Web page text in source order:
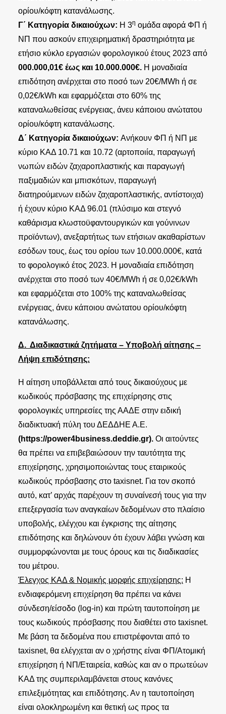
ορίου/κόφτη κατανάλωσης.
Γ΄ Κατηγορία δικαιούχων: Η 3η ομάδα αφορά ΦΠ ή
ΝΠ που ασκούν επιχειρηματική δραστηριότητα με
ετήσιο κύκλο εργασιών φορολογικού έτους 2023 από
000.000,01€ έως και 10.000.000€. Η μοναδιαία
επιδότηση ανέρχεται στο ποσό των 20€/MWh ή σε
0,02€/kWh και εφαρμόζεται στο 60% της
καταναλωθείσας ενέργειας, άνευ κάποιου ανώτατου
ορίου/κόφτη κατανάλωσης.
Δ΄ Κατηγορία δικαιούχων: Ανήκουν ΦΠ ή ΝΠ με
κύριο ΚΑΔ 10.71 και 10.72 (αρτοποιία, παραγωγή
νωπών ειδών ζαχαροπλαστικής και παραγωγή
παξιμαδιών και μπισκότων, παραγωγή
διατηρούμενων ειδών ζαχαροπλαστικής, αντίστοιχα)
ή έχουν κύριο ΚΑΔ 96.01 (πλύσιμο και στεγνό
καθάρισμα κλωστοϋφαντουργικών και γούνινων
προϊόντων), ανεξαρτήτως των ετήσιων ακαθαρίστων
εσόδων τους, έως του ορίου των 10.000.000€, κατά
το φορολογικό έτος 2023. Η μοναδιαία επιδότηση
ανέρχεται στο ποσό των 40€/MWh ή σε 0,02€/kWh
και εφαρμόζεται στο 100% της καταναλωθείσας
ενέργειας, άνευ κάποιου ανώτατου ορίου/κόφτη
κατανάλωσης.
Δ. Διαδικαστικά ζητήματα – Υποβολή αίτησης –
Λήψη επιδότησης:
Η αίτηση υποβάλλεται από τους δικαιούχους με
κωδικούς πρόσβασης της επιχείρησης στις
φορολογικές υπηρεσίες της ΑΑΔΕ στην ειδική
διαδικτυακή πύλη του ΔΕΔΔΗΕ Α.Ε.
(https://power4business.deddie.gr). Οι αιτούντες
θα πρέπει να επιβεβαιώσουν την ταυτότητα της
επιχείρησης, χρησιμοποιώντας τους εταιρικούς
κωδικούς πρόσβασης στο taxisnet. Για τον σκοπό
αυτό, κατ’ αρχάς παρέχουν τη συναίνεσή τους για την
επεξεργασία των αναγκαίων δεδομένων στο πλαίσιο
υποβολής, ελέγχου και έγκρισης της αίτησης
επιδότησης και δηλώνουν ότι έχουν λάβει γνώση και
συμμορφώνονται με τους όρους και τις διαδικασίες
του μέτρου.
Έλεγχος ΚΑΔ & Νομικής μορφής επιχείρησης: Η
ενδιαφερόμενη επιχείρηση θα πρέπει να κάνει
σύνδεση/είσοδο (log-in) και πρώτη ταυτοποίηση με
τους κωδικούς πρόσβασης που διαθέτει στο taxisnet.
Με βάση τα δεδομένα που επιστρέφονται από το
taxisnet, θα ελέγχεται αν ο χρήστης είναι ΦΠ/Ατομική
επιχείρηση ή ΝΠ/Εταιρεία, καθώς και αν ο πρωτεύων
ΚΑΔ της συμπεριλαμβάνεται στους κανόνες
επιλεξιμότητας και επιδότησης. Αν η ταυτοποίηση
είναι ολοκληρωμένη και θετική ως προς τα